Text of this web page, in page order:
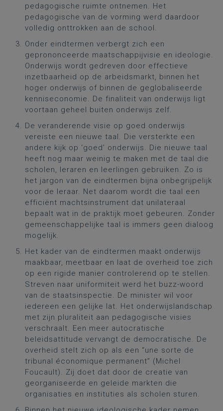
pedagogische ruimte ontnemen. Het
pedagogische van de vorming werd daardoor
volledig onttrokken aan de school.
Onder eindtermen verbergt zich een
geprononceerde maatschappijvisie en ideologie.
Onderwijs wordt gedreven door effectieve
inzetbaarheid op de arbeidsmarkt, binnen het
hoger onderwijs of binnen de geglobaliseerde
kenniseconomie. De finaliteit van onderwijs ligt
voortaan geheel buiten onderwijs zelf.
De veranderende visie op goed onderwijs
vereiste een nieuwe taal. Die versterkte een
andere kijk op ‘goed’ onderwijs. Die nieuwe taal
heeft nog maar weinig te maken met de taal die
scholen, leraren en leerlingen gebruiken. Zo is
het jargon van de eindtermen bijna onbegrijpelijk
voor de leraar. Net daarom wordt die taal een
efficiënt machtsinstrument dat unilateraal
bepaalt wat in de praktijk moet gebeuren. Zonder
gemeenschappelijke taal is immers geen dialoog
mogelijk.
Het kader van de eindtermen maakt onderwijs
maakbaar, meetbaar en laat de overheid toe zich
op een rigide manier controlerend op te stellen.
Streven naar uniformiteit werd het buzz-woord
van de staatsinspectie. De minister wil voor
iedereen een gelijke lat. Het onderwijslandschap
met zijn pluraliteit aan pedagogische visies
verschraalt. Een meer autocratische
beleidsattitude vervangt de democratische. De
overheid stelt zich op als een “une sorte de
tribunal économique permanent” (Michel
Foucault). Zij doet dat door de creatie van
georganiseerde en geleide markten die
organisaties en instituties als scholen sturen.